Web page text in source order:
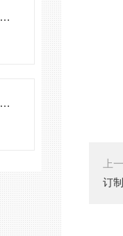
如何利用有机玻璃静态箱进行精确的环境模拟观测？
亚克力干燥箱在制造业中的重要性与作用
上
订